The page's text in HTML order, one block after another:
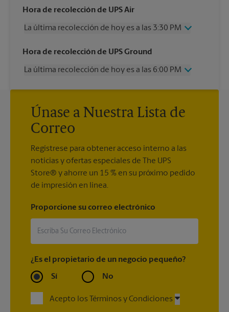
Hora de recolección de UPS Air
La última recolección de hoy es a las 3:30 PM
Miércoles
3:30 PM
Viernes
3:30 PM
Lunes
3:30 PM
Martes
3:30 PM
Hora de recolección de UPS Ground
La última recolección de hoy es a las 6:00 PM
Miércoles
6:00 PM
Jueves
Viernes
6:00 PM
Sábado
Lunes
6:00 PM
Martes
6:00 PM
Únase a Nuestra Lista de
Correo
Regístrese para obtener acceso interno a las
noticias y ofertas especiales de The UPS
Store® y ahorre un 15 % en su próximo pedido
de impresión en línea.
Proporcione su correo electrónico
¿Es el propietario de un negocio pequeño?
Sí No
Acepto los Términos y Condiciones